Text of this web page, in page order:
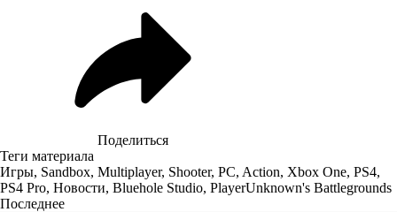
Поделиться
Теги материала
Игры, Sandbox, Multiplayer, Shooter, PC, Action, Xbox One, PS4,
PS4 Pro, Новости, Bluehole Studio, PlayerUnknown's Battlegrounds
Последнее